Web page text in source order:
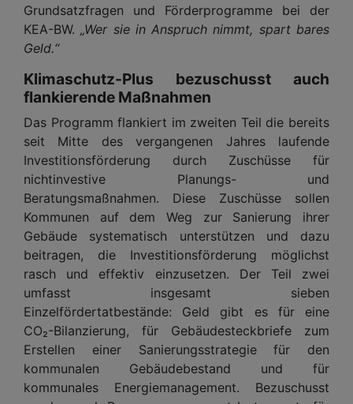
Grundsatzfragen und Förderprogramme bei der
KEA-BW. „Wer sie in Anspruch nimmt, spart bares
Geld.“
Klimaschutz-Plus bezuschusst auch
flankierende Maßnahmen
Das Programm flankiert im zweiten Teil die bereits
seit Mitte des vergangenen Jahres laufende
Investitionsförderung durch Zuschüsse für
nichtinvestive Planungs- und
Beratungsmaßnahmen. Diese Zuschüsse sollen
Kommunen auf dem Weg zur Sanierung ihrer
Gebäude systematisch unterstützen und dazu
beitragen, die Investitionsförderung möglichst
rasch und effektiv einzusetzen. Der Teil zwei
umfasst insgesamt sieben
Einzelfördertatbestände: Geld gibt es für eine
CO₂-Bilanzierung, für Gebäudesteckbriefe zum
Erstellen einer Sanierungsstrategie für den
kommunalen Gebäudebestand und für
kommunales Energiemanagement. Bezuschusst